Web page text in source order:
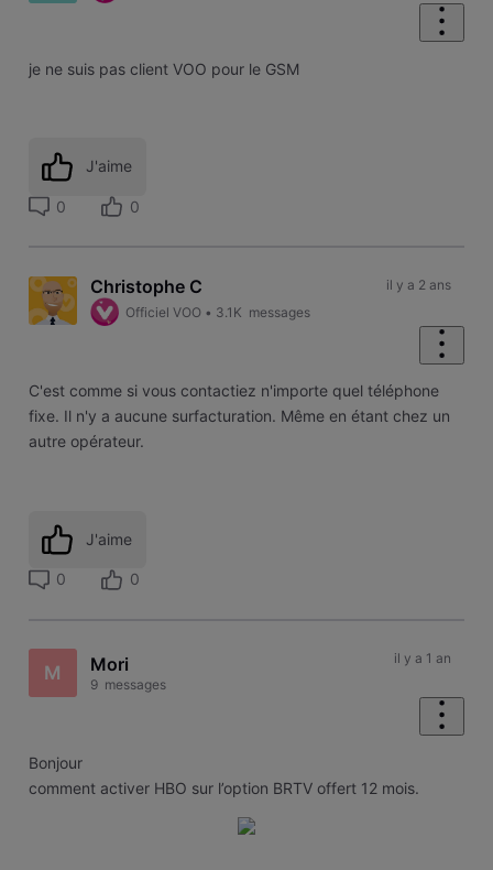
je ne suis pas client VOO pour le GSM
J'aime
0 0
Christophe C
Officiel VOO • 3.1K messages
il y a 2 ans
C'est comme si vous contactiez n'importe quel téléphone
fixe. Il n'y a aucune surfacturation. Même en étant chez un
autre opérateur.
J'aime
0 0
M Mori
9 messages
il y a 1 an
Bonjour
comment activer HBO sur l’option BRTV offert 12 mois.